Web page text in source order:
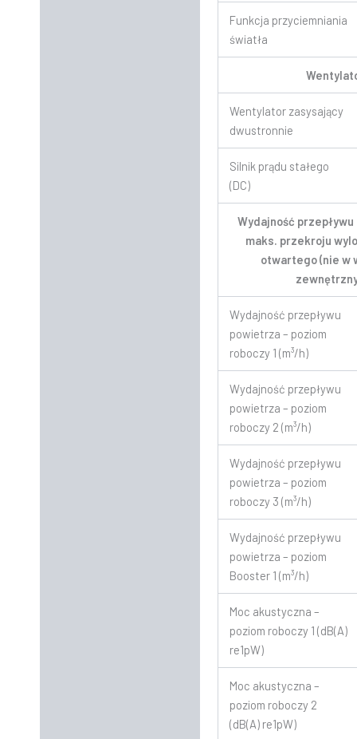
Funkcja przyciemniania
światła
Wentylator zasysający
dwustronnie
Silnik prądu stałego
(DC)
Wydajność
maks. przekroju
otwartego (nie w
Wydajność przepływu
powietrza – poziom
roboczy 1 (m³/h)
Wydajność przepływu
powietrza – poziom
roboczy 2 (m³/h)
Wydajność przepływu
powietrza – poziom
roboczy 3 (m³/h)
Wydajność przepływu
powietrza – poziom
Booster 1 (m³/h)
Moc akustyczna –
poziom roboczy 1 (dB(A)
re1pW)
Moc akustyczna –
poziom roboczy 2
(dB(A) re1pW)